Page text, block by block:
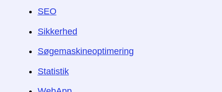
SEO
Sikkerhed
Søgemaskineoptimering
Statistik